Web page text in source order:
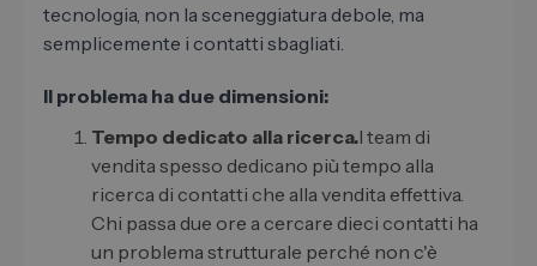
tecnologia, non la sceneggiatura debole, ma
semplicemente i contatti sbagliati.
Il problema ha due dimensioni:
Tempo dedicato alla ricerca.I team di
vendita spesso dedicano più tempo alla
ricerca di contatti che alla vendita effettiva.
Chi passa due ore a cercare dieci contatti ha
un problema strutturale perché non c'è